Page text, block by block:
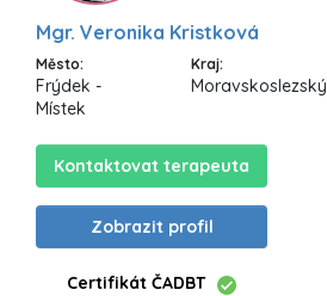
Mgr. Veronika Kristková
Město:
Frýdek -
Místek
Kraj:
Moravskoslezský
Kontaktovat terapeuta
Zobrazit profil
Certifikát ČADBT